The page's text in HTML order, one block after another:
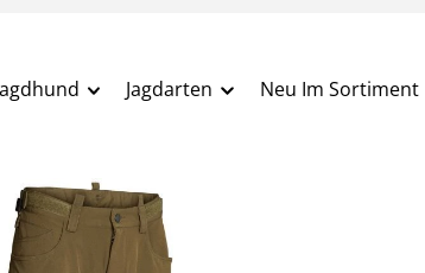
Jagdarten Neu Im Sortiment